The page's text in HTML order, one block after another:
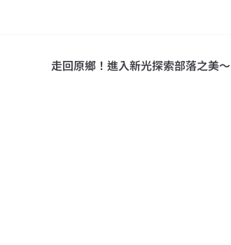
走回原鄉！進入新光探索部落之美～